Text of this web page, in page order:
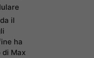
il
ha
Max